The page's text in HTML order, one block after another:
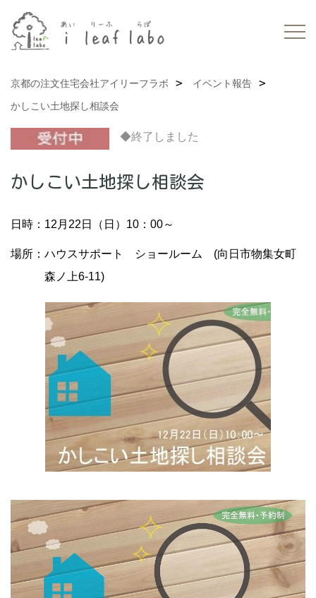
京都の注文住宅会社アイリーフラボ
イベント報告
かしこい土地探し相談会
◆終了しました
かしこい土地探し相談会
日時：12月22日（日）10：00～
場所：ハウスサポート ショールーム (向日市物集女町
森ノ上6-11)